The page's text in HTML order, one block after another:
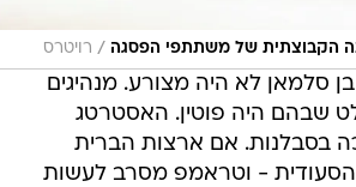
הקבוצתית של משתתפי הפסגה / רויטרס
סלמאן לא היה מצורע. מנהיגים
שבהם היה פוטין. האסטרטג
בסבלנות. אם ארצות הברית
- וטראמפ מסרב לעשות